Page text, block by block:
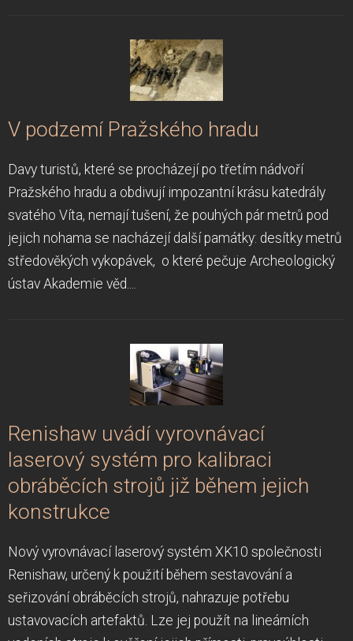
V podzemí Pražského hradu
Davy turistů, které se procházejí po třetím nádvoří
Pražského hradu a obdivují impozantní krásu katedrály
svatého Víta, nemají tušení, že pouhých pár metrů pod
jejich nohama se nacházejí další památky: desítky metrů
středověkých vykopávek, o které pečuje Archeologický
ústav Akademie věd....
Renishaw uvádí vyrovnávací
laserový systém pro kalibraci
obráběcích strojů již během jejich
konstrukce
Nový vyrovnávací laserový systém XK10 společnosti
Renishaw, určený k použití během sestavování a
seřizování obráběcích strojů, nahrazuje potřebu
ustavovacích artefaktů. Lze jej použít na lineárních